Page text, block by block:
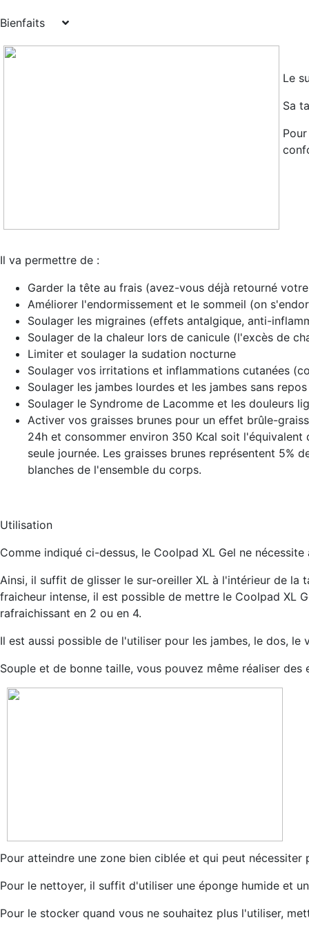
Bienfaits
Le
Sa
Il va permettre de :
Garder la tête au frais (avez-vous déjà retourné
Améliorer l'endormissement et le sommeil (on
Soulager les migraines (effets antalgique, anti-
Soulager de la chaleur lors de canicule (l'excès de
Limiter et soulager la sudation nocturne
Soulager vos irritations et inflammations cutanées
Soulager les jambes lourdes et les jambes sans repos
Soulager le Syndrome de Lacomme et les douleurs
Activer vos graisses brunes pour un effet brûle-
24h et consommer environ 350 Kcal soit
seule journée. Les graisses brunes représentent 5%
blanches de l'ensemble du corps.
Utilisation
Comme indiqué ci-dessus, le Coolpad XL Gel ne nécessite
Ainsi, il suffit de glisser le sur-oreiller XL à l'intérieur de
fraicheur intense, il est possible de mettre le Coolpad XL
rafraichissant en 2 ou en 4.
Il est aussi possible de l'utiliser pour les jambes, le dos, le
Souple et de bonne taille, vous pouvez même réaliser des
Pour atteindre une zone bien ciblée et qui
Pour le nettoyer, il suffit d'utiliser une éponge humide et
Pour le stocker quand vous ne souhaitez plus l'utiliser,